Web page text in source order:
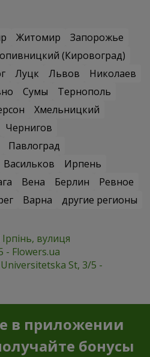
Житомир
Запорожье
(Кировоград)
Луцк Львов
Николаев
Сумы
Тернополь
Хмельницкий
Чернигов
Павлоград
Васильков
Ирпень
Вена Берлин
Ревное
Варна
другие регионы
Ірпінь, вулиця
- Flowers.ua
St, 3/5 -
в приложении
бонусы